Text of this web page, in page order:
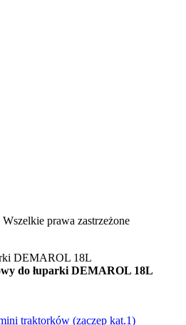
prawa zastrzeżone
do łuparki DEMAROL 18L
traktorków (zaczep kat.1)